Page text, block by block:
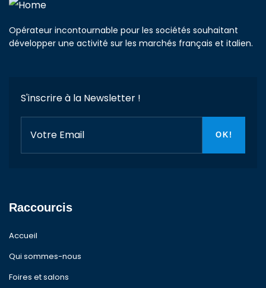
Opérateur incontournable pour les sociétés souhaitant
développer une activité sur les marchés français et italien.
S'inscrire à la Newsletter !
Raccourcis
Accueil
Qui sommes-nous
Foires et salons